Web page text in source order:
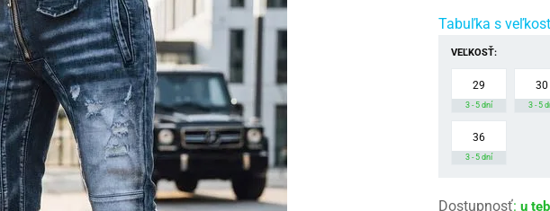
Tabuľka s
VEĽKOSŤ:
29
3 - 5 dní
30
3 - 5
36
3 - 5 dní
Dostupnosť: u